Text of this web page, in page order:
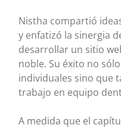
Nistha compartió
y enfatizó la sinergia
desarrollar un sitio
noble. Su éxito no
individuales sino que
trabajo en equipo
A medida que el